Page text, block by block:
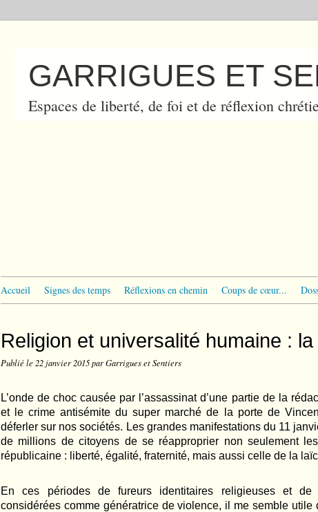
GARRIGUES ET
Espaces de liberté, de foi et de réflexion
Accueil Signes des temps Réflexions en chemin Coups de cœur...
Religion et universalité humaine :
Publié le 22 janvier 2015par Garrigues et Sentiers
L’onde de choc causée par l’assassinat d’une partie de la
et le crime antisémite du super marché de la porte de
déferler sur nos sociétés. Les grandes manifestations du 11
de millions de citoyens de se réapproprier non seulement
républicaine : liberté, égalité, fraternité, mais aussi celle de la
En ces périodes de fureurs identitaires religieuses et de
considérées comme génératrice de violence, il me semble utile